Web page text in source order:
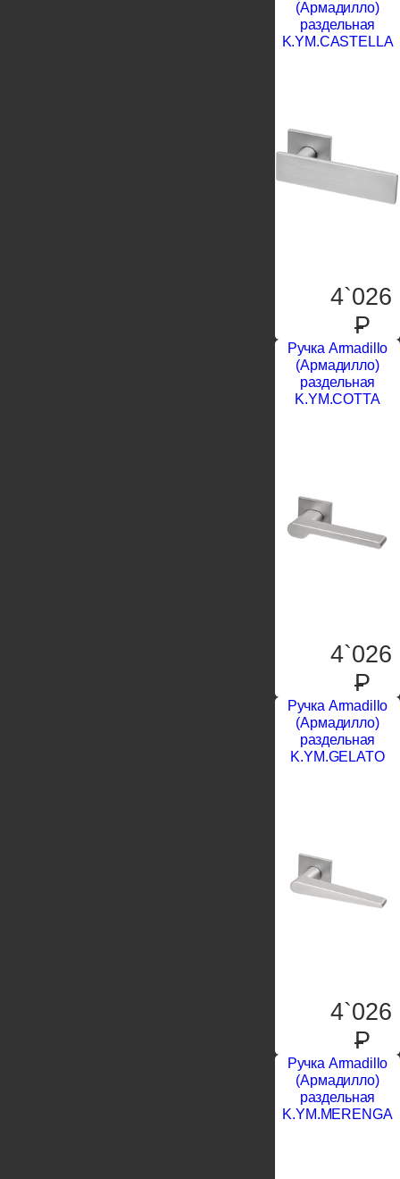
(Армадилло)
раздельная
K.YM.CASTELLA
4`026
P
Ручка Armadillo
(Армадилло)
раздельная
K.YM.COTTA
4`026
P
Ручка Armadillo
(Армадилло)
раздельная
K.YM.GELATO
4`026
P
Ручка Armadillo
(Армадилло)
раздельная
K.YM.MERENGA